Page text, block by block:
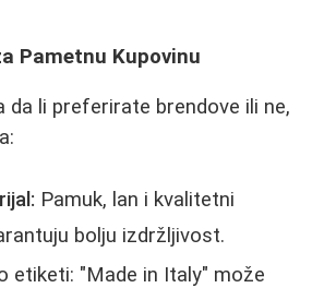
Pametnu Kupovinu
da li preferirate brendove ili ne,
Pamuk, lan i kvalitetni
bolju izdržljivost.
etiketi: "Made in Italy" može